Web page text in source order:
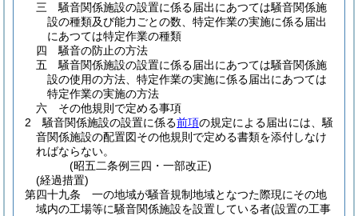
三
騒音関係施設の設置に係る届出にあつては騒音関係施
設の種類及び能力ごとの数、特定作業の実施に係る届出
にあつては特定作業の種類
四
騒音の防止の方法
五
騒音関係施設の設置に係る届出にあつては騒音関係施
設の使用の方法、特定作業の実施に係る届出にあつては
特定作業の実施の方法
六
その他規則で定める事項
2
騒音関係施設の設置に係る前項の規定による届出には、騒
音関係施設の配置図その他規則で定める書類を添付しなけ
ればならない。
(昭五二条例三四・一部改正)
(経過措置)
第四十九条
一の地域が騒音規制地域となつた際現にその地
域内の工場等に騒音関係施設を設置している者(設置の工事